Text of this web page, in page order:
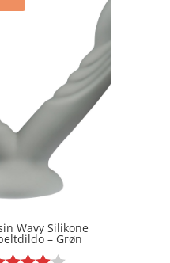
Wavy Silikone
– Grøn